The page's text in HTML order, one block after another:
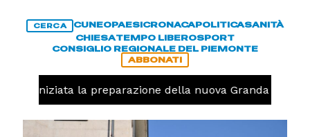
CERCA CUNEOPAESICRONACAPOLITICASANITÀ
CHIESATEMPO LIBEROSPORT
CONSIGLIO REGIONALE DEL PIEMONTE
ABBONATI
iniziata la preparazione della nuova Granda Volley